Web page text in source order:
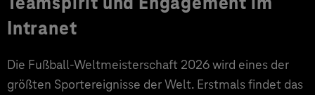
Intranet
Die Fußball-Weltmeisterschaft 2026 wird eines der
größten Sportereignisse der Welt. Erstmals findet das